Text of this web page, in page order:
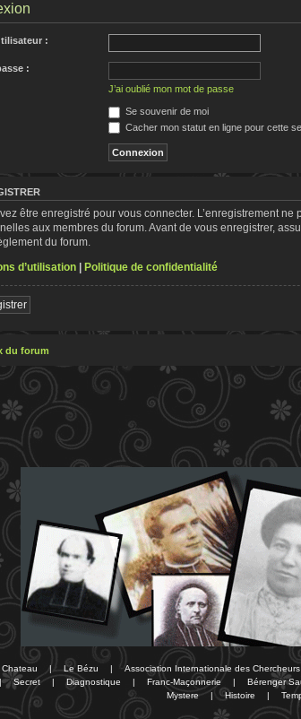
:
:
J’ai oublié mon mot de passe
Se souvenir de moi
Cacher mon statut en ligne pour cette
être enregistré pour vous connecter. L’enregistrement
aux membres du forum. Avant de vous enregistrer,
du forum.
d’utilisation | Politique de confidentialité
du forum
| Le Bézu | Association Internationale des
| Secret | Diagnostique | Franc-Maçonnerie | Bérenger
Mystere
| Histoire |